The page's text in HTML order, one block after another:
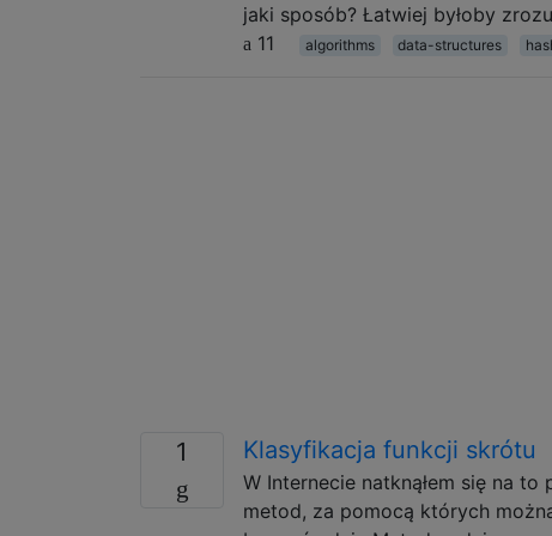
jaki sposób? Łatwiej byłoby
11
algorithms data-structures
1 Klasyfikacja funkcji skrótu
W Internecie natknąłem się na
metod, za pomocą których